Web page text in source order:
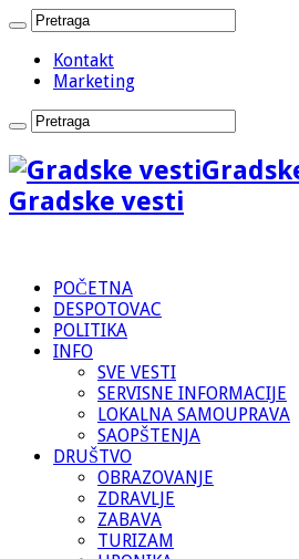
Kontakt
Marketing
Gradske vesti
POČETNA
DESPOTOVAC
POLITIKA
INFO
SVE VESTI
SERVISNE INFORMACIJE
LOKALNA SAMOUPRAVA
SAOPŠTENJA
DRUŠTVO
OBRAZOVANJE
ZDRAVLJE
ZABAVA
TURIZAM